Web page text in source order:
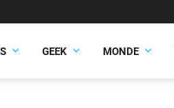
GEEK MONDE